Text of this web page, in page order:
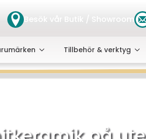
Besök vår Butik / Showroom
Tillbehör & verktyg